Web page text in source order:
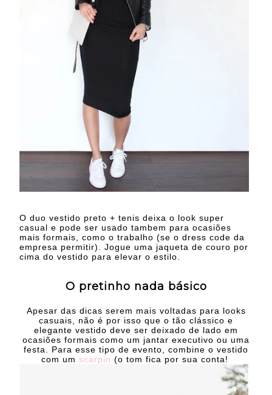
O duo vestido preto + tenis deixa o look super
casual e pode ser usado tambem para ocasiões
mais formais, como o trabalho (se o dress code da
empresa permitir). Jogue uma jaqueta de couro por
cima do vestido para elevar o estilo.
O pretinho nada básico
Apesar das dicas serem mais voltadas para looks
casuais, não é por isso que o tão clássico e
elegante vestido deve ser deixado de lado em
ocasiões formais como um jantar executivo ou uma
festa
. Para esse tipo de evento, combine o vestido
com um scarpin (o tom fica por sua conta!